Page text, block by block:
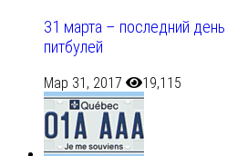
31 марта – последний
питбулей
Мар 31, 2017 19,115